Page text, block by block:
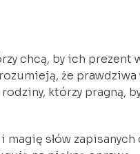
chcą, by ich prezent
że
którzy pragną, by
słów zapisanych